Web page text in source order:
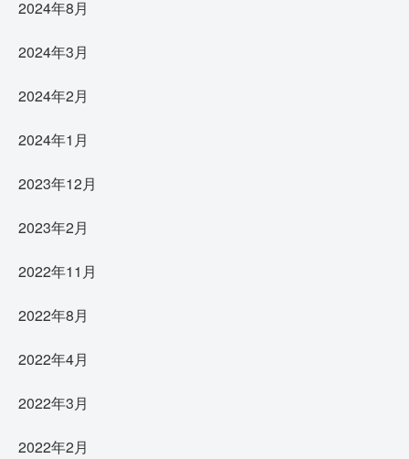
2024年8月
2024年3月
2024年2月
2024年1月
2023年12月
2023年2月
2022年11月
2022年8月
2022年4月
2022年3月
2022年2月